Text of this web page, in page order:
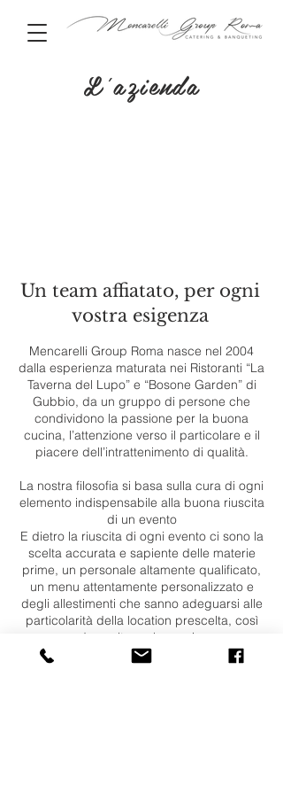
L'azienda
Un team affiatato, per ogni
vostra esigenza
Mencarelli Group Roma nasce nel 2004
dalla esperienza maturata nei Ristoranti “La
Taverna del Lupo” e “Bosone Garden” di
Gubbio, da un gruppo di persone che
condividono la passione per la buona
cucina, l’attenzione verso il particolare e il
piacere dell’intrattenimento di qualità.
La nostra filosofia si basa sulla cura di ogni
elemento indispensabile alla buona riuscita
di un evento
E dietro la riuscita di ogni evento ci sono la
scelta accurata e sapiente delle materie
prime, un personale altamente qualificato,
un menu attentamente personalizzato e
degli allestimenti che sanno adeguarsi alle
particolarità della location prescelta, così
da esaltarne la magia.